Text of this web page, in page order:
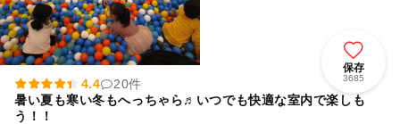
保存
3685
4.4
20件
暑い夏も寒い冬もへっちゃら♬いつでも快適な室内で楽しも
う！！